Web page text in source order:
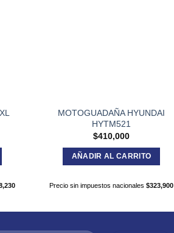
MOTOGUADAÑA HYUNDAI
HYTM521
$410,000
AÑADIR AL CARRITO
Precio sin impuestos nacionales $323,900